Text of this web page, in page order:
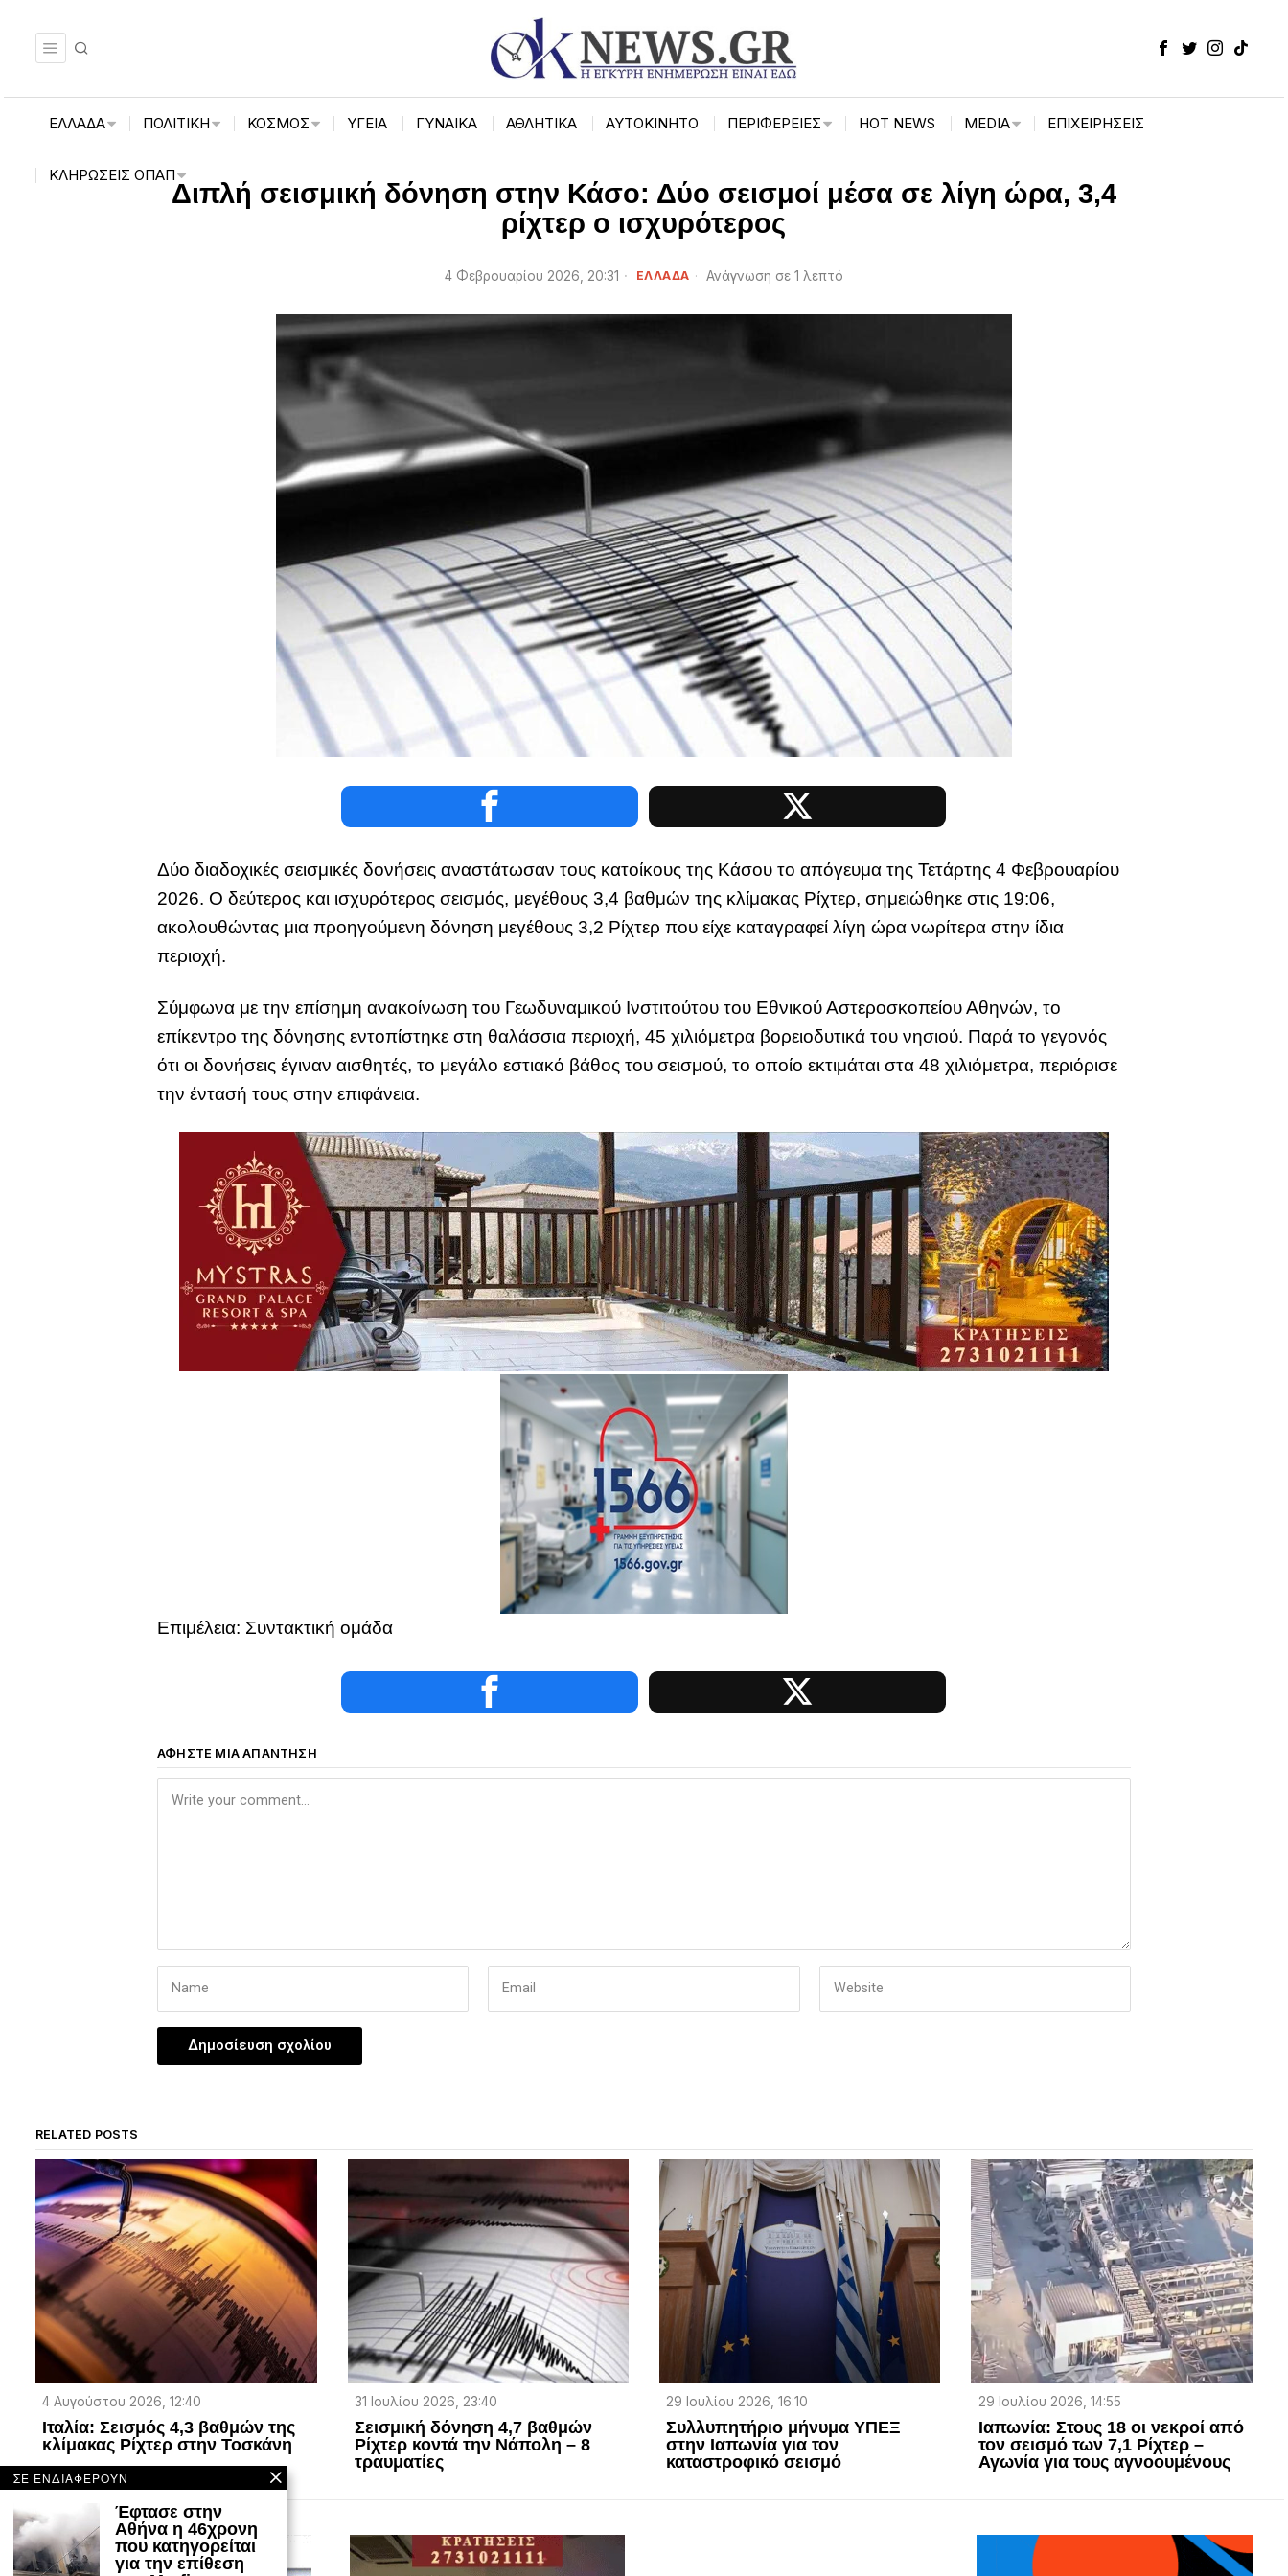
ΕΛΛΑΔΑ ΠΟΛΙΤΙΚΗ ΚΟΣΜΟΣ ΥΓΕΙΑ ΓΥΝΑΙΚΑ ΑΘΛΗΤΙΚΑ ΑΥΤΟΚΙΝΗΤΟ ΠΕΡΙΦΈΡΕΙΕΣ HOT NEWS MEDIA ΕΠΙΧΕΙΡΉΣΕΙΣ
ΚΛΗΡΏΣΕΙΣ ΟΠΑΠ
Διπλή σεισμική δόνηση στην Κάσο: Δύο σεισμοί μέσα σε λίγη ώρα, 3,4
ρίχτερ ο ισχυρότερος
4 Φεβρουαρίου 2026, 20:31 ΕΛΛΑΔΑ Ανάγνωση σε 1 λεπτό
Δύο διαδοχικές σεισμικές δονήσεις αναστάτωσαν τους κατοίκους της Κάσου το απόγευμα της Τετάρτης 4 Φεβρουαρίου
2026. Ο δεύτερος και ισχυρότερος σεισμός, μεγέθους 3,4 βαθμών της κλίμακας Ρίχτερ, σημειώθηκε στις 19:06,
ακολουθώντας μια προηγούμενη δόνηση μεγέθους 3,2 Ρίχτερ που είχε καταγραφεί λίγη ώρα νωρίτερα στην ίδια
περιοχή.
Σύμφωνα με την επίσημη ανακοίνωση του Γεωδυναμικού Ινστιτούτου του Εθνικού Αστεροσκοπείου Αθηνών, το
επίκεντρο της δόνησης εντοπίστηκε στη θαλάσσια περιοχή, 45 χιλιόμετρα βορειοδυτικά του νησιού. Παρά το γεγονός
ότι οι δονήσεις έγιναν αισθητές, το μεγάλο εστιακό βάθος του σεισμού, το οποίο εκτιμάται στα 48 χιλιόμετρα, περιόρισε
την έντασή τους στην επιφάνεια.
Επιμέλεια: Συντακτική ομάδα
ΑΦΉΣΤΕ ΜΙΑ ΑΠΆΝΤΗΣΗ
RELATED POSTS
4 Αυγούστου 2026, 12:40
Ιταλία: Σεισμός 4,3 βαθμών της
κλίμακας Ρίχτερ στην Τοσκάνη
31 Ιουλίου 2026, 23:40
Σεισμική δόνηση 4,7 βαθμών
Ρίχτερ κοντά την Νάπολη – 8
τραυματίες
29 Ιουλίου 2026, 16:10
Συλλυπητήριο μήνυμα ΥΠΕΞ
στην Ιαπωνία για τον
καταστροφικό σεισμό
29 Ιουλίου 2026, 14:55
Ιαπωνία: Στους 18 οι νεκροί από
τον σεισμό των 7,1 Ρίχτερ –
Αγωνία για τους αγνοουμένους
ΣΕ ΕΝΔΙΑΦΕΡΟΥΝ
Έφτασε στην
Αθήνα η 46χρονη
που κατηγορείται
για την επίθεση